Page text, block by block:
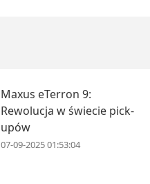
Maxus eTerron 9:
Rewolucja w świecie pick-
upów
07-09-2025 01:53:04